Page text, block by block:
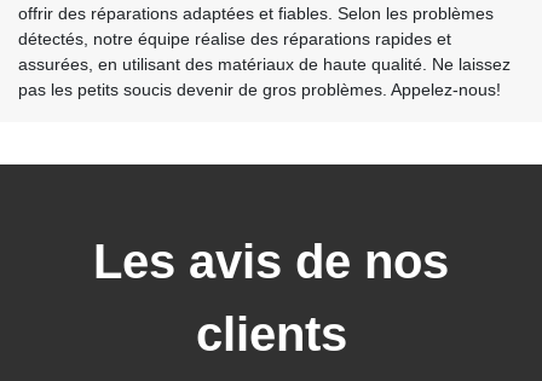
offrir des réparations adaptées et fiables. Selon les problèmes
détectés, notre équipe réalise des réparations rapides et
assurées, en utilisant des matériaux de haute qualité. Ne laissez
pas les petits soucis devenir de gros problèmes. Appelez-nous!
Les avis de nos
clients